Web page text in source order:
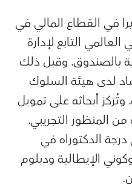
في القطاع المالي في
التابع لإدارة
بالصندوق. وقبل ذلك
لدى هيئة السلوك
أبحاثه على تمويل
المنظور التجريبي.
الدكتوراه في
الإيطالية ودبلوم